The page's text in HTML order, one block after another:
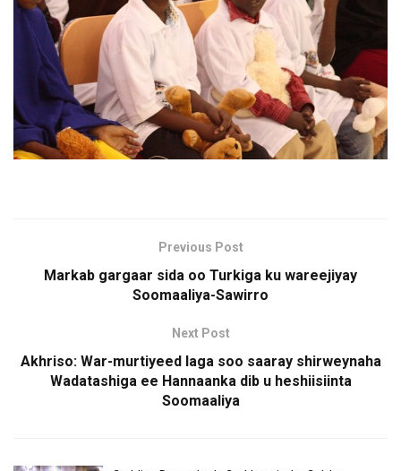
Previous Post
Markab gargaar sida oo Turkiga ku wareejiyay
Soomaaliya-Sawirro
Next Post
Akhriso: War-murtiyeed laga soo saaray shirweynaha
Wadatashiga ee Hannaanka dib u heshiisiinta
Soomaaliya